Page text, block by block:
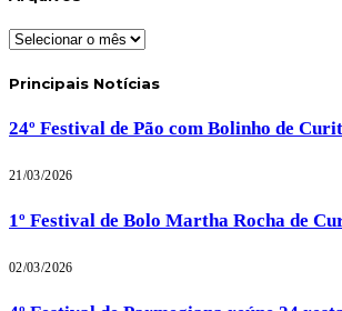
Arquivos
Principais Notícias
24º Festival de Pão com Bolinho de
21/03/2026
1º Festival de Bolo Martha Rocha de
02/03/2026